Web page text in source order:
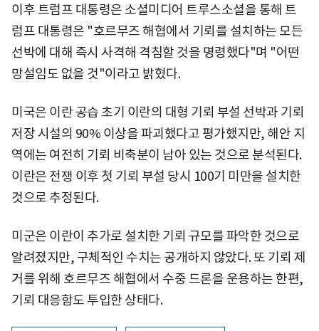
이후 트럼프 대통령은 소셜미디어 트루스소셜을 통해 트
럼프 대통령은 "호르무즈 해협에서 기뢰를 설치하는 모든
선박에 대해 즉시 사격해 격침할 것을 명령했다"며 "어떤
망설임도 없을 것"이라고 밝혔다.
미국은 이란 공습 초기 이란의 대형 기뢰 부설 선박과 기뢰
저장 시설의 90% 이상을 파괴했다고 평가했지만, 해안 지
역에는 여전히 기뢰 비축분이 남아 있는 것으로 분석된다.
이란은 전쟁 이후 첫 기뢰 부설 당시 100기 미만을 설치한
것으로 추정된다.
미군은 이란이 추가로 설치한 기뢰 규모를 파악한 것으로
알려졌지만, 구체적인 수치는 공개하지 않았다. 또 기뢰 제
거를 위해 호르무즈 해협에서 수중 드론을 운용하는 한편,
기뢰 대응함도 투입한 상태다.